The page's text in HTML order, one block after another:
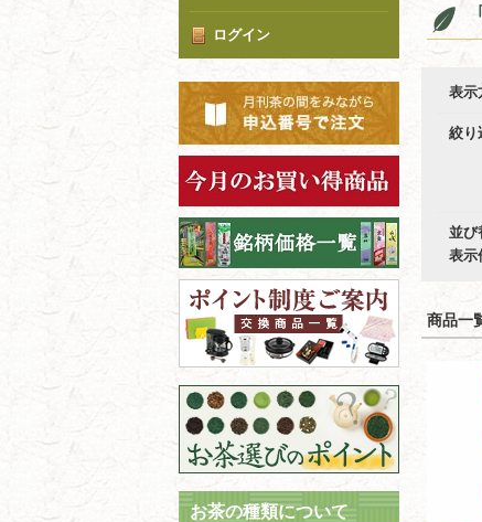
ログイン
お茶の種類について
表示
絞り
並び
表示
商品一